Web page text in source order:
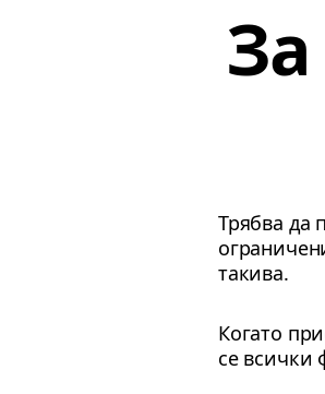
Трябва да
такива.
Когато
се всички